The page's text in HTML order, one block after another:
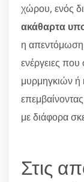
χώρου, ενός
ακάθαρτα
η απεντόμωση
ενέργειες
μυρμηγκιών
με διάφορα
Στις